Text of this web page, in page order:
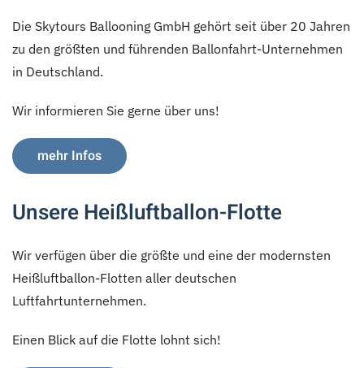
Die Skytours Ballooning GmbH gehört seit über 20 Jahren
zu den größten und führenden Ballonfahrt-Unternehmen
in Deutschland.
Wir informieren Sie gerne über uns!
mehr Infos
Unsere Heißluftballon-Flotte
Wir verfügen über die größte und eine der modernsten
Heißluftballon-Flotten aller deutschen
Luftfahrtunternehmen.
Einen Blick auf die Flotte lohnt sich!